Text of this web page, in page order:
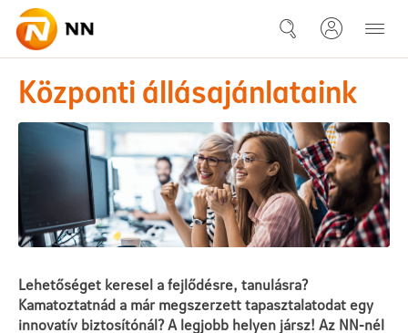
Ugrás a fő tartalomhoz
Központi állásajánlataink
Központi állásajánlataink
Lehetőséget keresel a fejlődésre, tanulásra?
Kamatoztatnád a már megszerzett tapasztalatodat egy
innovatív biztosítónál? A legjobb helyen jársz! Az NN-nél